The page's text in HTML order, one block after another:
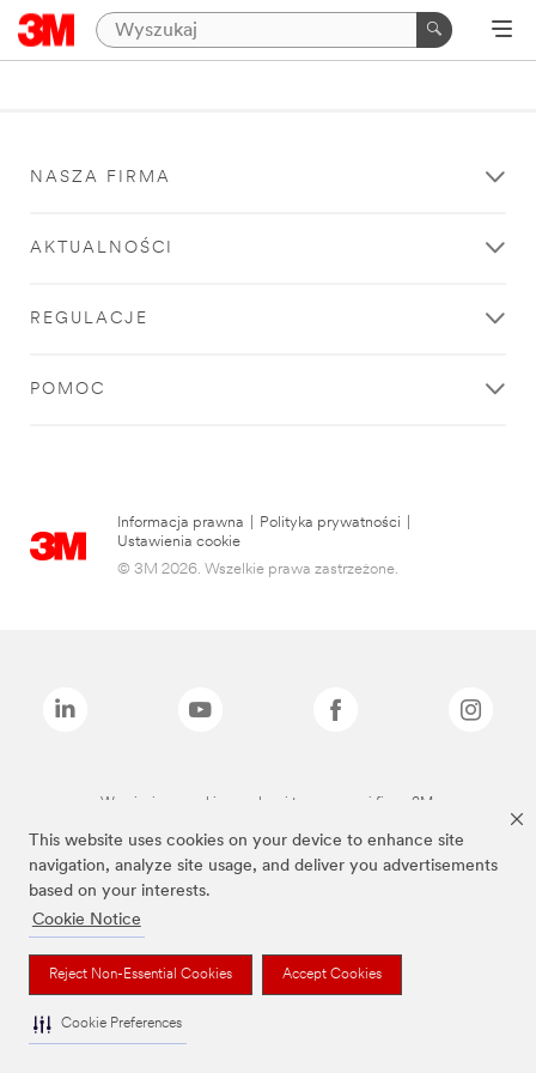
This website uses cookies on your device to enhance site
navigation, analyze site usage, and deliver you advertisements
based on your interests.
Cookie Notice
Reject Non-Essential Cookies Accept Cookies
Cookie Preferences
NASZA FIRMA
AKTUALNOŚCI
REGULACJE
POMOC
Informacja prawna Polityka prywatności
Ustawienia cookie
© 3M 2026. Wszelkie prawa zastrzeżone.
Wymienione marki są znakami towarowymi firmy 3M.